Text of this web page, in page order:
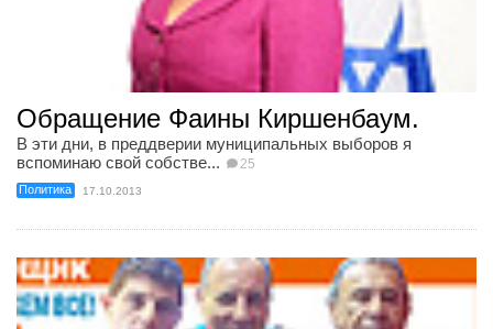
Обращение Фаины Киршенбаум.
В эти дни, в преддверии муниципальных выборов я
вспоминаю свой собстве...
25
Политика 17.10.2013